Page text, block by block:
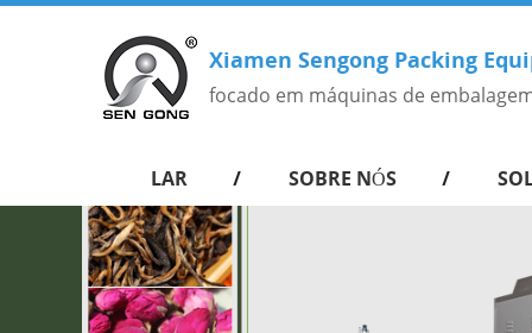
Xiamen Sengong Packing
focado em máquinas de
LAR SOBRE NÓS